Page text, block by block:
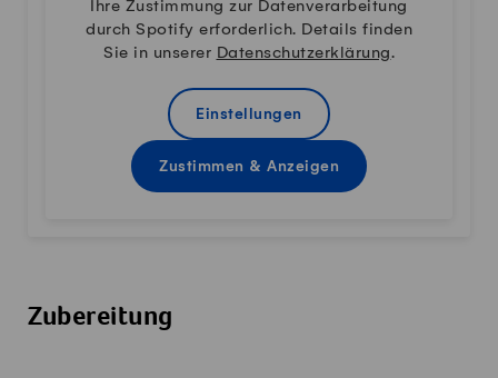
Ihre Zustimmung zur Datenverarbeitung
durch Spotify erforderlich. Details finden
Sie in unserer Datenschutzerklärung.
Einstellungen
Zustimmen & Anzeigen
Zubereitung